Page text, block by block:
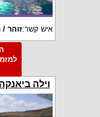
איש קשר:זוהר
וילה ביאנקה